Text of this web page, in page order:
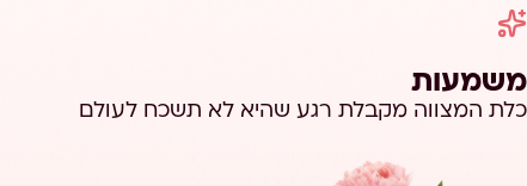
משמעות
כלת המצווה מקבלת רגע שהיא לא תשכח לעולם